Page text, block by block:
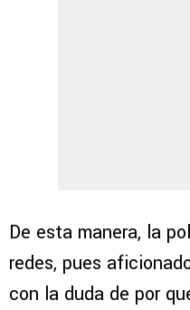
De esta manera, la
redes, pues
con la duda de por